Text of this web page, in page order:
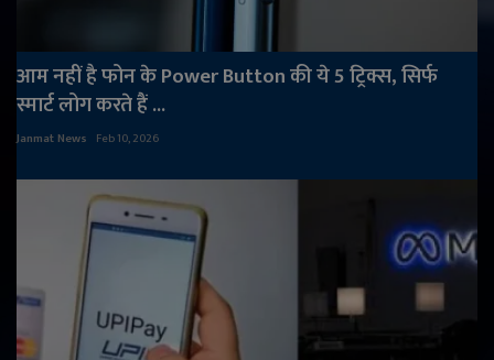
आम नहीं है फोन के Power Button की ये 5 ट्रिक्स, सिर्फ
स्मार्ट लोग करते हैं ...
Janmat News Feb 10, 2026